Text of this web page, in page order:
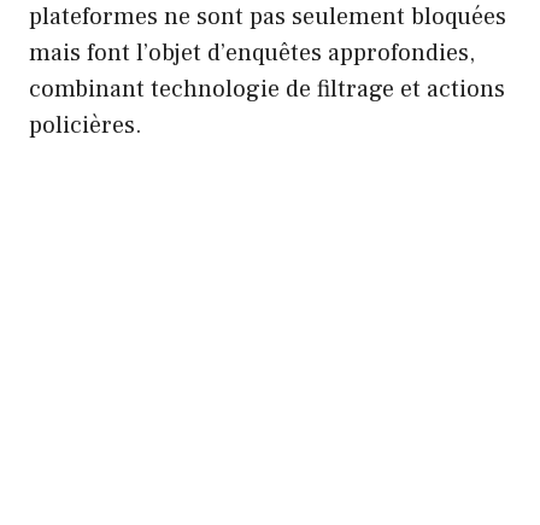
plateformes ne sont pas seulement bloquées
mais font l’objet d’enquêtes approfondies,
combinant technologie de filtrage et actions
policières.